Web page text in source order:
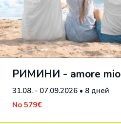
РИМИНИ - amore mio
31.08. - 07.09.2026 • 8 дней
No 579€